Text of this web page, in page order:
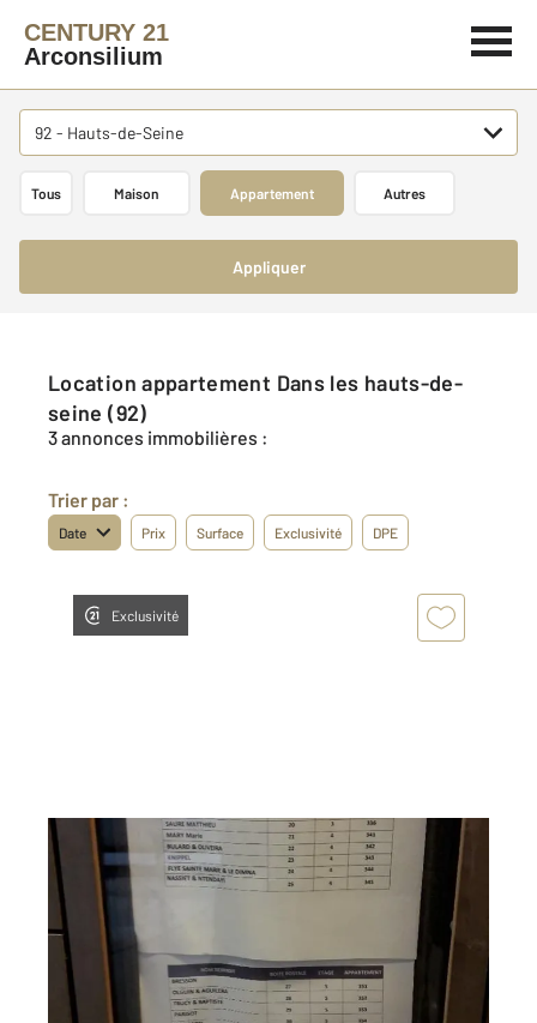
CENTURY 21
Arconsilium
92 - Hauts-de-Seine
Tous Maison Appartement Autres
Appliquer
Location appartement Dans les hauts-de-
seine (92)
3 annonces immobilières :
Trier par :
Date Prix Surface Exclusivité DPE
Exclusivité
SURESNES 92
31 m2, 1 pièce
Ref : 2278
Appartement F1 à louer
809 €
par mois charges comprises